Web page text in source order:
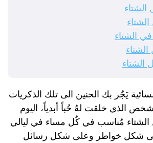
الشتاء
الشتاء
يَجُر بك الحنين الى تلك الذكريات
الذي خلقت لهُ حُباً أبدياً، اليوم
الشتاء مُناسب في كُل مساء في ليالي
شكل خواطر وعلى شكل رسائل